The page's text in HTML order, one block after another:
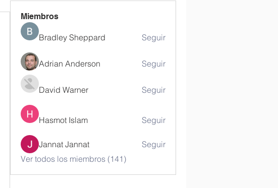
Miembros
Bradley Sheppard Seguir
Adrian Anderson Seguir
David Warner Seguir
Hasmot Islam Seguir
Jannat Jannat
Seguir
Ver todos los miembros (141)